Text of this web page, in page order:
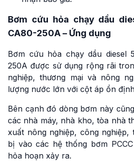
Bơm cứu hỏa chạy dầu
CA80-250A – Ứng dụng
Bơm cứu hỏa chạy dầu diesel
250A được sử dụng rộng rãi
nghiệp, thương mại và nông
lượng nước lớn với cột áp ổn
Bên cạnh đó dòng bơm này
các nhà máy, nhà kho, tòa nhà
xuất nông nghiệp, công
bị vào các hệ thống bơm
hỏa hoạn xảy ra.